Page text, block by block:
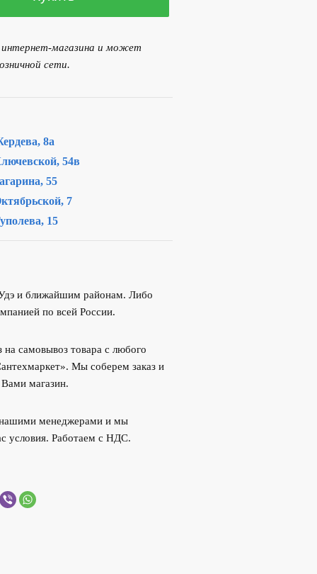
интернет-магазина и может
сети.
8а
54в
55
7
15
и ближайшим районам. Либо
по всей России.
самовывоз товара с любого
Мы соберем заказ и
магазин.
менеджерами и мы
условия. Работаем с НДС.